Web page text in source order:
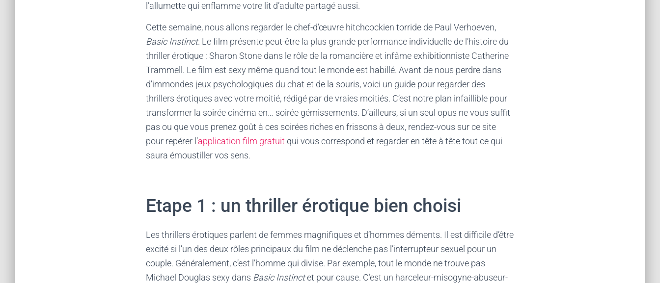
l’allumette qui enflamme votre lit d’adulte partagé aussi.
Cette semaine, nous allons regarder le chef-d’œuvre hitchcockien torride de Paul Verhoeven,
Basic Instinct. Le film présente peut-être la plus grande performance individuelle de l’histoire du
thriller érotique : Sharon Stone dans le rôle de la romancière et infâme exhibitionniste Catherine
Trammell. Le film est sexy même quand tout le monde est habillé. Avant de nous perdre dans
d’immondes jeux psychologiques du chat et de la souris, voici un guide pour regarder des
thrillers érotiques avec votre moitié, rédigé par de vraies moitiés. C’est notre plan infaillible pour
transformer la soirée cinéma en… soirée gémissements. D’ailleurs, si un seul opus ne vous suffit
pas ou que vous prenez goût à ces soirées riches en frissons à deux, rendez-vous sur ce site
pour repérer l’application film gratuit qui vous correspond et regarder en tête à tête tout ce qui
saura émoustiller vos sens.
Etape 1 : un thriller érotique bien choisi
Les thrillers érotiques parlent de femmes magnifiques et d’hommes déments. Il est difficile d’être
excité si l’un des deux rôles principaux du film ne déclenche pas l’interrupteur sexuel pour un
couple. Généralement, c’est l’homme qui divise. Par exemple, tout le monde ne trouve pas
Michael Douglas sexy dans Basic Instinctet pour cause. C’est un harceleur-misogyne-abuseur-